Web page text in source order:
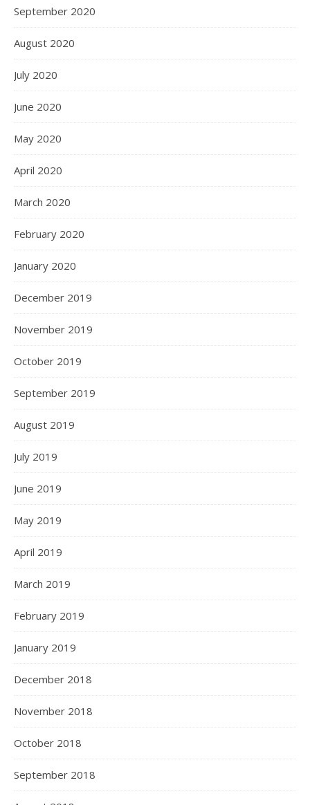
September 2020
August 2020
July 2020
June 2020
May 2020
April 2020
March 2020
February 2020
January 2020
December 2019
November 2019
October 2019
September 2019
August 2019
July 2019
June 2019
May 2019
April 2019
March 2019
February 2019
January 2019
December 2018
November 2018
October 2018
September 2018